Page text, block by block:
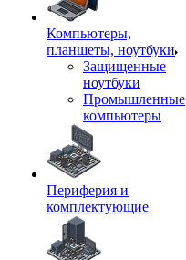
Компьютеры,
планшеты, ноутбуки
Защищенные
ноутбуки
Промышленные
компьютеры
Периферия и
комплектующие